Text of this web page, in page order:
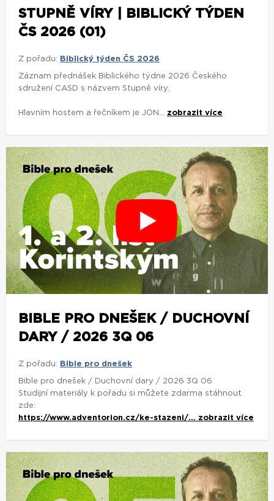
STUPNĚ VÍRY | BIBLICKÝ TÝDEN
ČS 2026 (01)
Z pořadu: Biblický týden ČS 2026
Záznam přednášek Biblického týdne 2026 Českého
sdružení CASD s názvem Stupně víry.
Hlavním hostem a řečníkem je JON... zobrazit více
BIBLE PRO DNEŠEK / DUCHOVNÍ
DARY / 2026 3Q 06
Z pořadu: Bible pro dnešek
Bible pro dnešek / Duchovní dary / 2026 3Q 06
Studijní materiály k pořadu si můžete zdarma stáhnout
zde:
https://www.adventorion.cz/ke-stazeni/... zobrazit více